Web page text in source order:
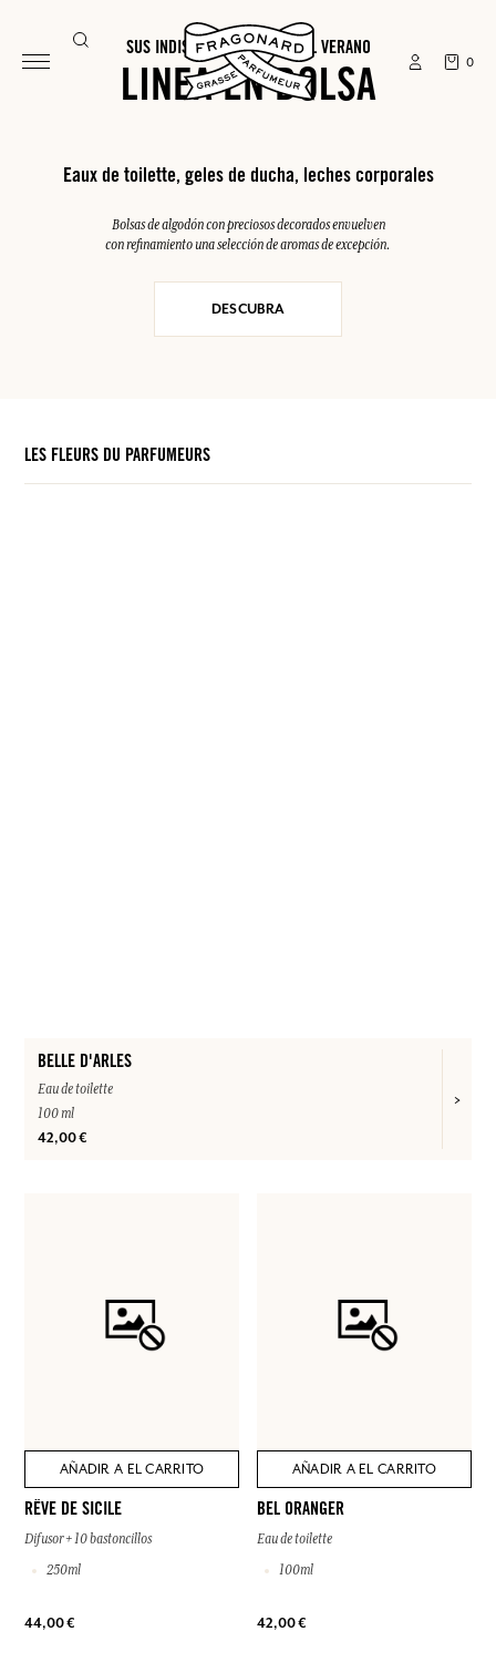
0
SUS INDISPENSABLES PARA EL VERANO
LINEA EN BOLSA
Eaux de toilette, geles de ducha, leches corporales
Bolsas de algodón con preciosos decorados envuelven
con refinamiento una selección de aromas de excepción.
DESCUBRA
LES FLEURS DU PARFUMEURS
BELLE D'ARLES
Eau de toilette
100 ml
42,00 €
AÑADIR A EL CARRITO
RÊVE DE SICILE
Difusor + 10 bastoncillos
250ml
44,00 €
AÑADIR A EL CARRITO
BEL ORANGER
Eau de toilette
100ml
42,00 €